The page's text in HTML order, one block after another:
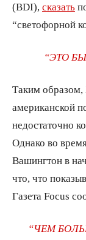
(BDI), сказать
“светофорной
“ЭТО
Таким образом,
американской
недостаточно
Однако во
Вашингтон в
что, что
Газета Focus
“ЧЕМ